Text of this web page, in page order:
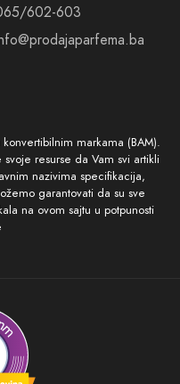
602-603
markama (BAM).
resurse da Vam svi artikli
nazivima specifikacija,
garantovati da su sve
na ovom sajtu u potpunosti